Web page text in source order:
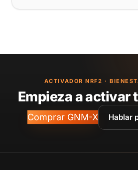
ACTIVADOR NRF2 ·
Empieza a activar
Comprar GNM-X Hablar